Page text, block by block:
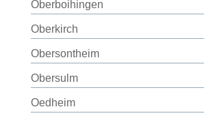
Oberboihingen
Oberkirch
Obersontheim
Obersulm
Oedheim